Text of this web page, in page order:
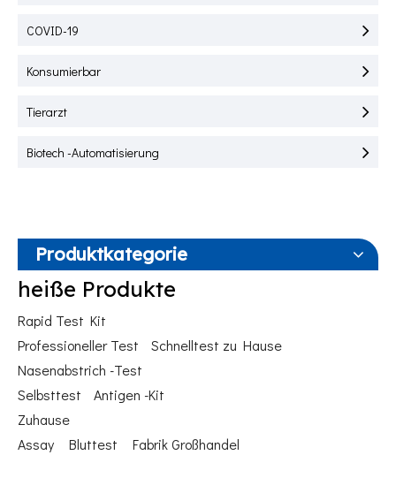
COVID-19
Konsumierbar
Tierarzt
Biotech -Automatisierung
Produktkategorie
heiße Produkte
Rapid Test Kit
Professioneller Test
Schnelltest zu Hause
Nasenabstrich -Test
Selbsttest
Antigen -Kit
Zuhause
Assay
Bluttest Fabrik Großhandel